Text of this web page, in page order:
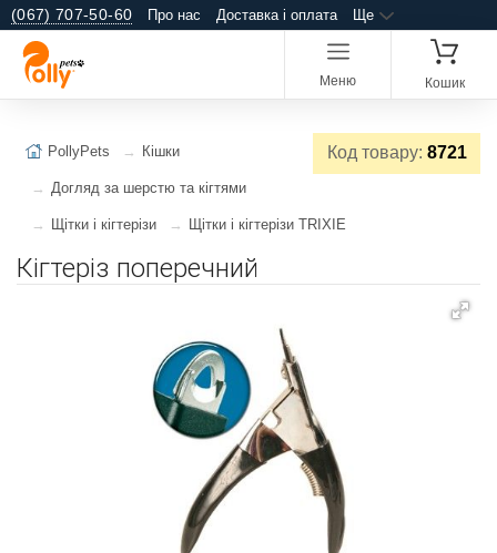
(067) 707-50-60 Про нас Доставка і оплата Ще
Меню Кошик
Код товару: 8721
PollyPets Кішки
Догляд за шерстю та кігтями
Щітки і кігтерізи Щітки і кігтерізи TRIXIE
Кігтеріз поперечний